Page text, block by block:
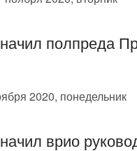
полпреда
2020, понедельник
врио